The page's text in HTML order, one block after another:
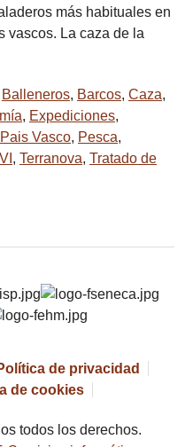
más habituales en
vascos. La caza de la
Balleneros, Barcos, Caza,
, Expediciones,
Pais Vasco, Pesca,
, Terranova, Tratado de
de privacidad
de cookies
todos los derechos.